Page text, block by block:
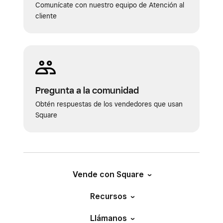
Comunícate con nuestro equipo de Atención al
cliente
Pregunta a la comunidad
Obtén respuestas de los vendedores que usan
Square
Vende con Square
Recursos
Llámanos